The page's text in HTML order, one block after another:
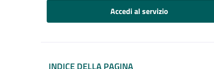
Accedi al servizio
INDICE DELLA PAGINA